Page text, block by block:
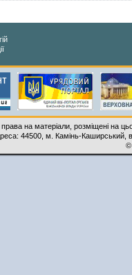
права на матеріали, розміщені на
44500, м. Камінь-Каширський,
©